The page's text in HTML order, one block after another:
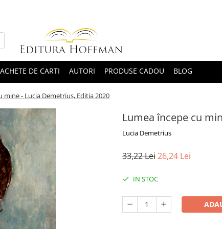
DE CARTI AUTORI PRODUSE CADOU BLOG
mine - Lucia Demetrius, Editia 2020
Lumea începe cu
Lucia Demetrius
33,22 Lei26,24 Lei
IN STOC